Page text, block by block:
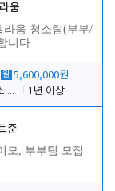
움
라움 청소팀(부부/
니다.
월 5,600,000원
전반적인 청소 업무(객실청소.객실정리)
1년 이상
준
모, 부부팀 모집